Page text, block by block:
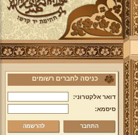
כניסה לחברים רשומים
דואר אלקטרוני:
סיסמא:
להרשמה